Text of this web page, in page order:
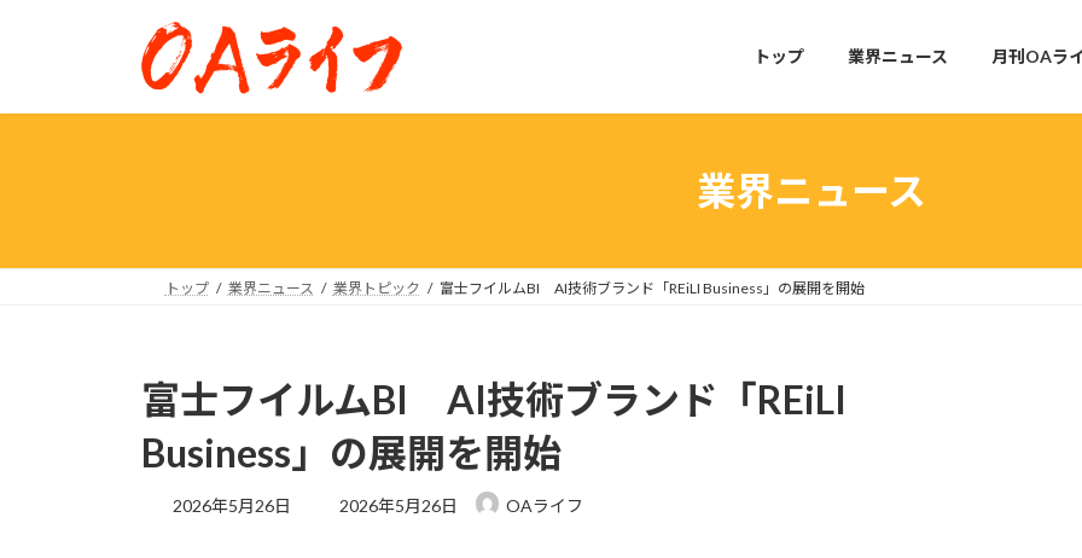
プ
動
トップ 業界ニュース 月刊OAラ
業界ニュース
トップ 業界ニュース 業界トピック 富士フイルムBI AI技術ブランド「REiLI Business」の展開を開始
富士フイルムBI AI技術ブランド「REiLI
Business」の展開を開始
2026年5月26日
最
2026年5月26日 OAライフ